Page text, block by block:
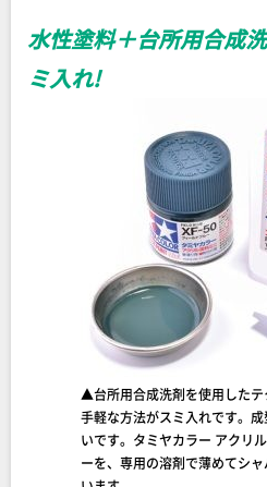
水性塗料＋台所用合成
ミ入れ!
▲台所用合成洗剤を使用した
手軽な方法がスミ入れです。
いです。タミヤカラー アクリ
ーを、専用の溶剤で薄めてシ